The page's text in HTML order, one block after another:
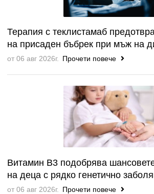
Терапия с теклистамаб
на присаден бъбрек при мъж на
от 06 авг 2026г. Прочети повече
Витамин B3 подобрява
на деца с рядко генетично
от 06 авг 2026г. Прочети повече